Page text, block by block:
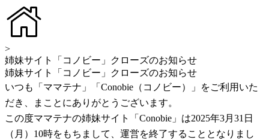
>
姉妹サイト「コノビー」クローズのお知らせ
姉妹サイト「コノビー」クローズのお知らせ
いつも「ママテナ」「Conobie（コノビー）」をご利用いた
だき、まことにありがとうございます。
この度ママテナの姉妹サイト「Conobie」は2025年3月31日
（月）10時をもちまして、運営を終了することとなりまし